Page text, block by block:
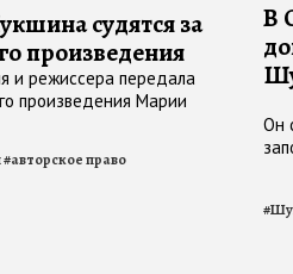
судятся за
произведения
и режиссера передала
произведения Марии
#авторское право
В
Он
#